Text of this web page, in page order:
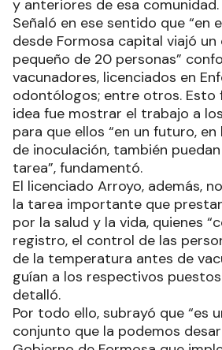
y anteriores de esa comunidad.
Señaló en ese sentido que “en
desde Formosa capital viajó
pequeño de 20 personas”
vacunadores, licenciados en
odontólogos; entre otros. Esto
idea fue mostrar el trabajo a
para que ellos “en un futuro,
de inoculación, también
tarea”, fundamentó.
El licenciado Arroyo, además,
la tarea importante que
por la salud y la vida, quienes
registro, el control de las
de la temperatura antes de
guían a los respectivos
detalló.
Por todo ello, subrayó que “es
conjunto que la podemos